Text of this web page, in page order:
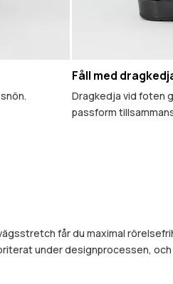
Fåll med
Dragkedja vid foten
passform
får du maximal
under designprocessen,